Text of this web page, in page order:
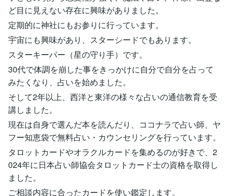
ど目に見えない存在に興味がありました。
定期的に神社にもお参りに行っています。
宇宙にも興味があり、スターシードでもあります。
スターキーパー（星の守り手）です。
30代で体調を崩した事をきっかけに自分で自分を占って
みたくなり、占いを始めました。
そして2年以上、西洋と東洋の様々な占いの通信教育を受
講しました。
現在は自身で選んだ本を読んだり、ココナラで占い師、ヤ
フー知恵袋で無料占い・カウンセリングを行っています。
タロットカードやオラクルカードを集めるのが好きで、2
024年に日本占い師協会タロットカード士の資格を取得し
ました。
ご相談内容に合ったカードを使い鑑定します。